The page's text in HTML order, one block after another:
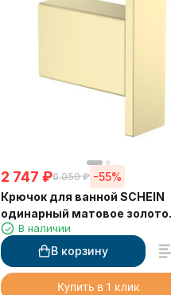
2 747 ₽6 050 ₽ -55%
Крючок для ванной SCHEIN
одинарный матовое золото
(9311BG)
В наличии
В корзину
Купить в 1 клик